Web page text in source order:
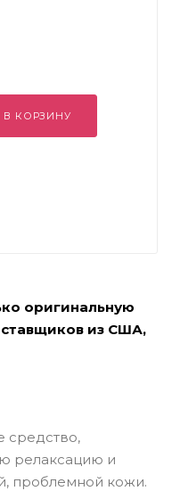
В КОРЗИНУ
оригинальную
из США,
средство,
релаксацию и
проблемной кожи.